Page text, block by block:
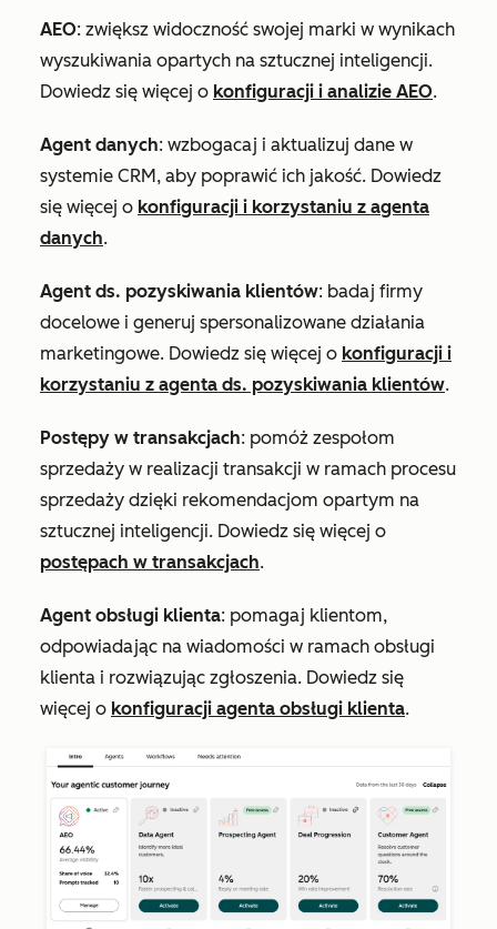
AEO: zwiększ widoczność swojej marki w wynikach
wyszukiwania opartych na sztucznej inteligencji.
Dowiedz się więcej o konfiguracji i analizie AEO.
Agent danych: wzbogacaj i aktualizuj dane w
systemie CRM, aby poprawić ich jakość. Dowiedz
się więcej o konfiguracji i korzystaniu z agenta
danych.
Agent ds. pozyskiwania klientów: badaj firmy
docelowe i generuj spersonalizowane działania
marketingowe. Dowiedz się więcej o konfiguracji i
korzystaniu z agenta ds. pozyskiwania klientów.
Postępy w transakcjach: pomóż zespołom
sprzedaży w realizacji transakcji w ramach procesu
sprzedaży dzięki rekomendacjom opartym na
sztucznej inteligencji. Dowiedz się więcej o
postępach w transakcjach.
Agent obsługi klienta: pomagaj klientom,
odpowiadając na wiadomości w ramach obsługi
klienta i rozwiązując zgłoszenia. Dowiedz się
więcej o konfiguracji agenta obsługi klienta.